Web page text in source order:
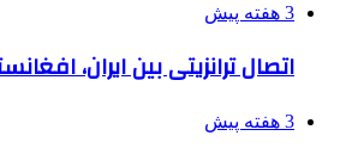
3 هفته پیش
اتصال ترانزیتی بین ایران،
3 هفته پیش